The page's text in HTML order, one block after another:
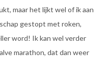
maar het lijkt wel of ik aan
gestopt met roken,
word! Ik kan wel verder
marathon, dat dan weer